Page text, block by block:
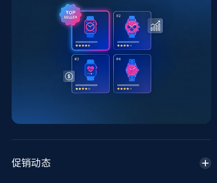
TikTok Shop - Collect TikTok shop products
by keywords search
URL, Title, Available, Description, Currency, Initial
price, Final price, Discount percent, and more.
668+
price, Final price, Discount percent, and more.
5.4K+
促销动态